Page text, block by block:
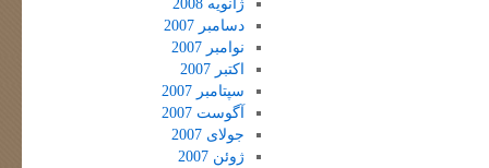
دسامبر 2007
نوامبر 2007
اکتبر 2007
سپتامبر 2007
آگوست 2007
جولای 2007
ژوئن 2007